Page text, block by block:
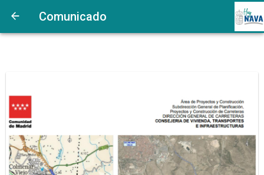
Comunicado